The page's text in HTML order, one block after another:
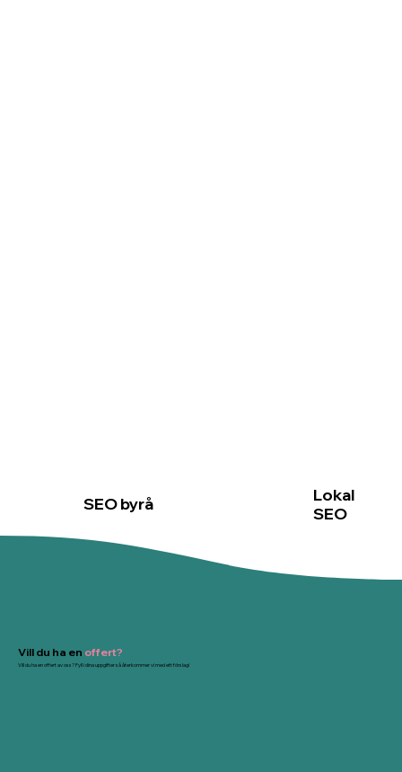
SEO byrå
Lokal
SEO
Vill du ha en offert?
Vill du ha en offert av oss? Fyll i dina uppgifter så återkommer vi med ett förslag!